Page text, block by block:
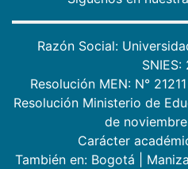
Razón Social:
SNIES:
Resolución MEN: N°
Resolución Ministerio de
de
Carácter
También en: Bogotá